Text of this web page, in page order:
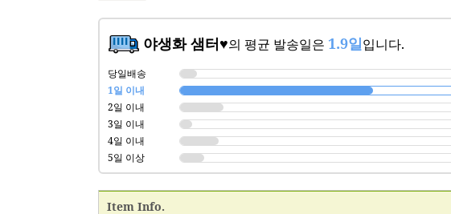
야생화 샘터♥의 평균 발송일은 1.9일입니다.
당일배송
1일 이내
2일 이내
3일 이내
4일 이내
5일 이상
Item Info.